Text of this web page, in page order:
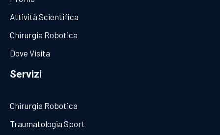
Attività Scientifica
Chirurgia Robotica
Dove Visita
Servizi
Chirurgia Robotica
Traumatologia Sport